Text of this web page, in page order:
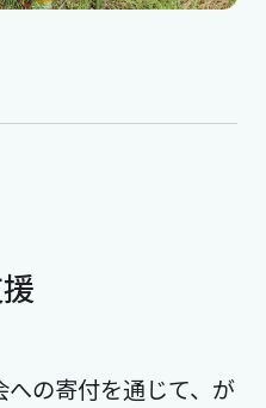
の寄付を通じて、が